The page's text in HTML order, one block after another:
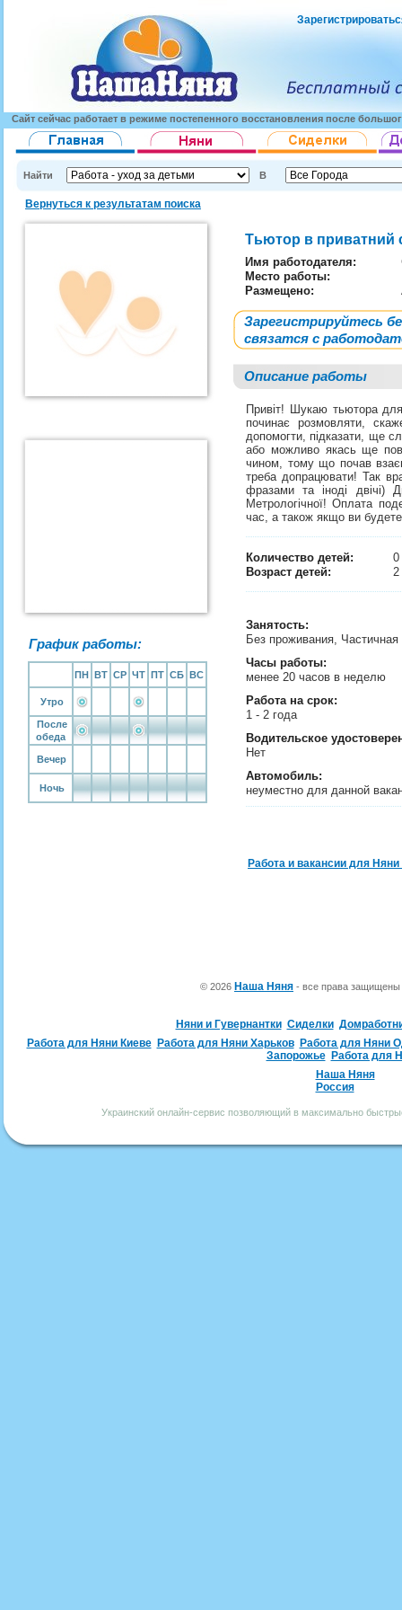
Сайт сейчас работает в режиме постепенного восстановления после
Найти В
Вернуться к результатам поиска
График работы:
ПН ВТ СР ЧТ ПТ СБ ВС
Утро
После
обеда
Вечер
Ночь
Тьютор в приватний
Имя работодателя:
Место работы:
Размещено:
Зарегистрируйтесь
связатся с
Описание работы
Привіт! Шукаю тьютора
починає розмовляти,
допомогти, підказати, ще
або можливо якась ще
чином, тому що почав
треба допрацювати! Так
фразами та іноді двічі)
Метрологічної! Оплата
час, а також якщо ви будете
Количество детей:
0
Возраст детей:
Занятость:
Без проживания, Частичная
Часы работы:
менее 20 часов в неделю
Работа на срок:
1 - 2 года
Водительское
Нет
Автомобиль:
неуместно для данной
Работа и вакансии для
© 2026 Наша Няня - все права
Няни и Гувернантки Сиделки
Работа для Няни Киеве
Работа для Няни Харьков
Работа для Няни
Запорожье
Работа для
Наша Няня
Россия
Украинский онлайн-сервис позволяющий в максимально